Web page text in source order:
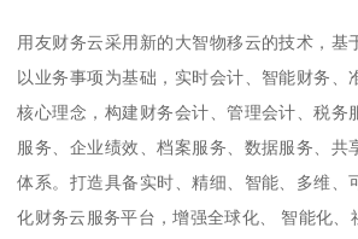
用友财务云采用新的大智物移云的技术，基
以业务事项为基础，实时会计、智能财务、
核心理念，构建财务会计、管理会计、税务
服务、企业绩效、档案服务、数据服务、共
体系。打造具备实时、精细、智能、多维、
化财务云服务平台，增强全球化、 智能化、